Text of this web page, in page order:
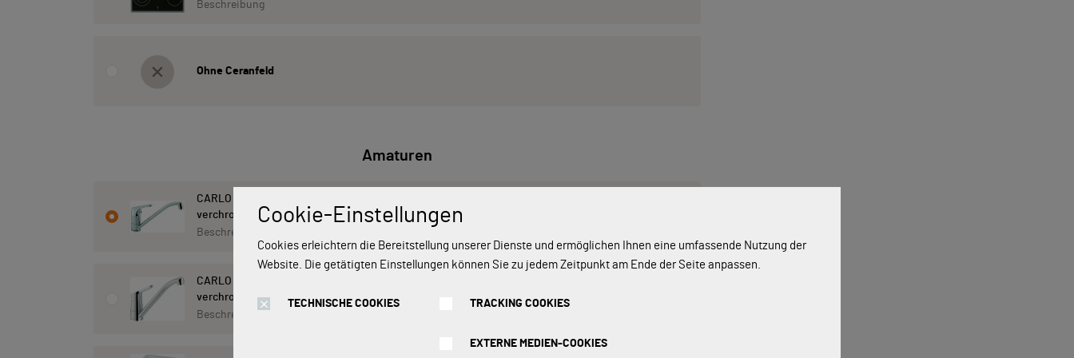
Cookie-Einstellungen
Cookies erleichtern die Bereitstellung unserer Dienste und ermöglichen Ihnen eine umfassende Nutzung der
Website. Die getätigten Einstellungen können Sie zu jedem Zeitpunkt am Ende der Seite anpassen.
TECHNISCHE COOKIES TRACKING COOKIES
EXTERNE MEDIEN-COOKIES
Beschreibung
Ohne Ceranfeld
Amaturen
CARLO NOBILI: Hochdruck- Einhebelmischbatterie Blue, Mischbatterie
verchromt 17770
Beschreibung
CARLO NOBILI: Niederdruck- Einhebelmischbatterie, Mischbatterie,
verchromt 17101
Beschreibung